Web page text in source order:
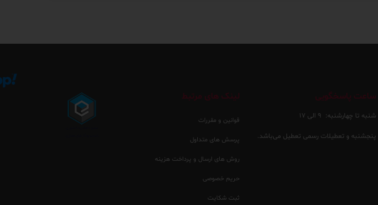
ساعت پاسخگویی
شنبه تا چهارشنبه: ۹ الی ۱۷
پنجشنبه و تعطیلات رسمی تعطیل می‌باشد.
لینک های مرتبط
قوانین و مقررات
پرسش های متداول
روش های ارسال و پرداخت هزینه
حریم خصوصی
ثبت شکایت